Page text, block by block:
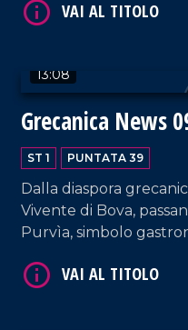
Calabria, con l'arrivo di
13:08
Grecanica News
ST 1 PUNTATA 39
Dalla diaspora
Vivente di Bova,
Purvìa, simbolo
Madonna dell'Isodia, è